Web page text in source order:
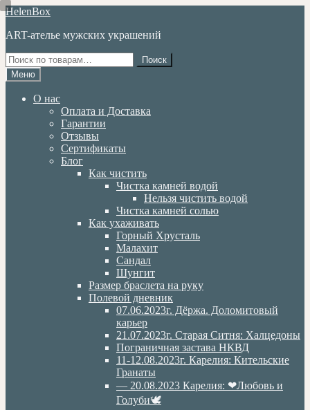
Перейти
навигации
Перейти
содержимому
HelenBox
ART-ателье мужских украшений
Искать:
Поиск
Меню
О нас
Оплата и Доставка
Гарантии
Отзывы
Сертификаты
Блог
Как чистить
Чистка камней водой
Нельзя чистить водой
Чистка камней солью
Как ухаживать
Горный Хрусталь
Малахит
Сандал
Шунгит
Размер браслета на руку
Полевой дневник
07.06.2023г. Дёржа. Доломитовый
карьер
21.07.2023г. Старая Ситня: Халцедоны
Пограничная застава НКВД
11-12.08.2023г. Карелия: Кительские
Гранаты
— 20.08.2023 Карелия: ❤Любовь и
Голуби🕊